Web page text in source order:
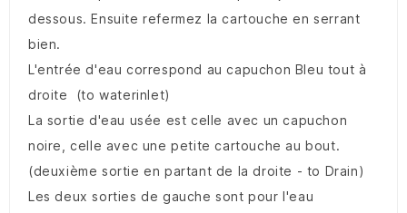
dessous. Ensuite refermez la cartouche en serrant
bien.
L'entrée d'eau correspond au capuchon Bleu tout à
droite (to waterinlet)
La sortie d'eau usée est celle avec un capuchon
noire, celle avec une petite cartouche au bout.
(deuxième sortie en partant de la droite - to Drain)
Les deux sorties de gauche sont pour l'eau